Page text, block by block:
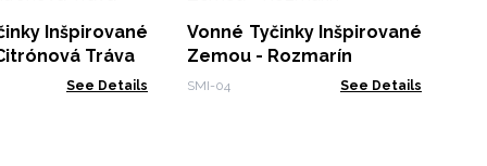
Tráva
See Details
Vonné Tyčinky Inšpirované
Zemou - Rozmarín
SMI-04 See Details